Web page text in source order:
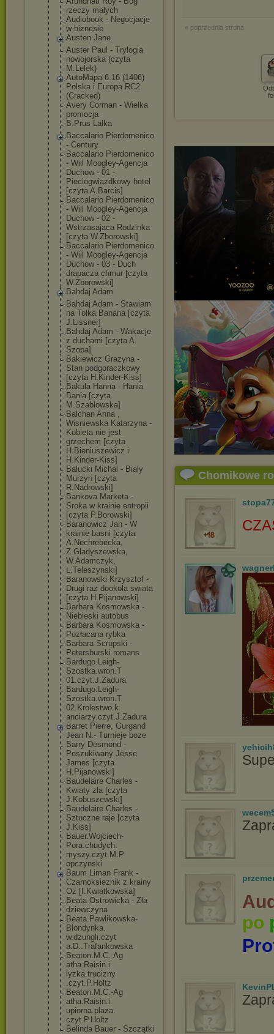
rzeczy małych
Audiobook - Negocjacje
w biznesie
Austen Jane
Auster Paul - Trylogia
nowojorska (czyta
M.Lelek)
AutoMapa 6.16 (1406)
Polska i Europa RC2
(Cracked)
Avery Corman - Wielka
promocja
B.Prus Lalka
Baccalario Pierdomenico
- Century
Baccalario Pierdomenico
- Will Moogley-Agencja
Duchow - 01 -
Pieciogwiazdkowy hotel
[czyta A.Barcis]
Baccalario Pierdomenico
- Will Moogley-Agencja
Duchow - 02 -
Wstrzasajaca Rodzinka
[czyta W.Zborowski]
Baccalario Pierdomenico
- Will Moogley-Agencja
Duchow - 03 - Duch
drapacza chmur [czyta
W.Zborowski]
Bahdaj Adam
Bahdaj Adam - Stawiam
na Tolka Banana [czyta
J.Lissner]
Bahdaj Adam - Wakacje
z duchami [czyta A.
Szopa]
Bakiewicz Grazyna -
Stan podgoraczkowy
[czyta H.Kinder-Kiss]
Bakula Hanna - Hania
Bania [czyta
M.Szablowska]
Balchan Anna ,
Wisniewska Katarzyna -
Kobieta nie jest
grzechem [czyta
H.Bieniuszewicz i
H.Kinder-Kiss]
Balucki Michal - Bialy
Murzyn [czyta
R.Nadrowski]
Bankova Marketa -
Sroka w krainie entropii
[czyta P.Borowski]
Baranowicz Jan - W
krainie basni [czyta
A.Nechrebecka,
Z.Gladyszewska,
W.Adamczyk,
L.Teleszynski]
Baranowski Krzysztof -
Drugi raz dookola swiata
[czyta H.Pijanowski]
Barbara Kosmowska -
Niebieski autobus
Barbara Kosmowska -
Pozłacana rybka
Barbara Scrupski -
Petersburski romans
Bardugo.Leigh-
Szostka.wron.T
01.czyt.J.Zadura
Bardugo.Leigh-
Szostka.wron.T
02.Krolestwo.k
anciarzy.czyt.J.Zadura
Barret Pierre, Gurgand
Jean N.- Turnieje boze
Barry Desmond -
Poszukiwany Jesse
James [czyta
H.Pijanowski]
Baudelaire Charles -
Kwiaty zla [czyta
J.Kobuszewski]
Baudelaire Charles -
Sztuczne raje [czyta
J.Kiss]
Bauer.Wojciech-
Pora.chudych.
myszy.czyt.M.P
opczynski
Baum Liman Frank -
Czarnoksieznik z krainy
Oz [I.Kwiatkowska]
Beata Ostrowicka - Zła
dziewczyna
Beata.Pawlikowska-
Blondynka.
w.dzungli.czyt
a.D..Trafankowska
Beaton.M.C.-Ag
atha.Raisin.i.
lyzka.trucizny
.czyt.P.Holtz
Beaton.M.C.-Ag
atha.Raisin.i.
upiorna.plaza.
czyt.P.Holtz
Belinda Bauer - Szczątki
« poprzednia strona
Chomikowe
po